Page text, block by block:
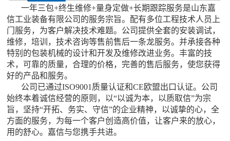
一年三包+终生维修+量身定做+长期跟踪服务是山东嘉
信工业装备有限公司的服务宗旨。配有多位工程技术人员上
门服务，为客户解决技术难题。公司提供全套的安装调试，
维修，培训，技术咨询等售前售后一条龙服务。并承接各种
特别的包装机械的设计和开发及维修改进业务。丰富的技
术，可靠的质量，合理的价格，完善的售后服务，使您获得
好的产品和服务。
公司已通过ISO9001质量认证和CE欧盟出口认证。公司
始终本着诚信经营的原则，以“以诚为本，以质取信”为宗
旨，坚持“开拓、务实、守信”的企业精神，以诚挚的心，全
方面的服务，为每一个客户创造高价值，让客户来的放心，
用的舒心。嘉信与您携手共进。